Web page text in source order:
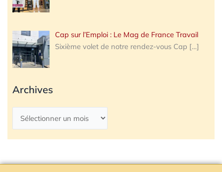
Cap sur l’Emploi : Le Mag de France Travail
Sixième volet de notre rendez-vous Cap […]
Archives